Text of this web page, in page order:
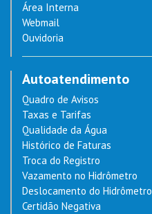
Área Interna
Webmail
Ouvidoria
Autoatendimento
Quadro de Avisos
Taxas e Tarifas
Qualidade da Água
Histórico de Faturas
Troca do Registro
Vazamento no Hidrômetro
Deslocamento do Hidrômetro
Certidão Negativa